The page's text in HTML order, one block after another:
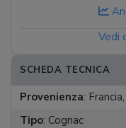
Vedi
SCHEDA TECNICA
Provenienza:
Tipo: Cognac